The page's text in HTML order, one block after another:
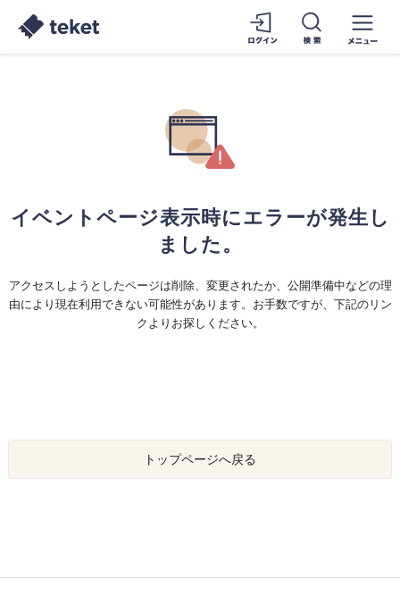
イベントページ表示時にエラーが発生し
ました。
アクセスしようとしたページは削除、変更されたか、公開準備中などの理
由により現在利用できない可能性があります。お手数ですが、下記のリン
クよりお探しください。
トップページへ戻る